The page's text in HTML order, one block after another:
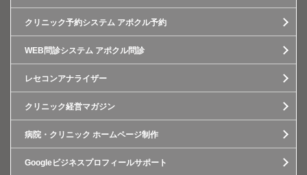
クリニック予約システム アポクル予約
WEB問診システム アポクル問診
レセコンアナライザー
クリニック経営マガジン
病院・クリニック ホームページ制作
Googleビジネスプロフィールサポート